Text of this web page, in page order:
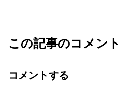
この記事のコメント
コメントする